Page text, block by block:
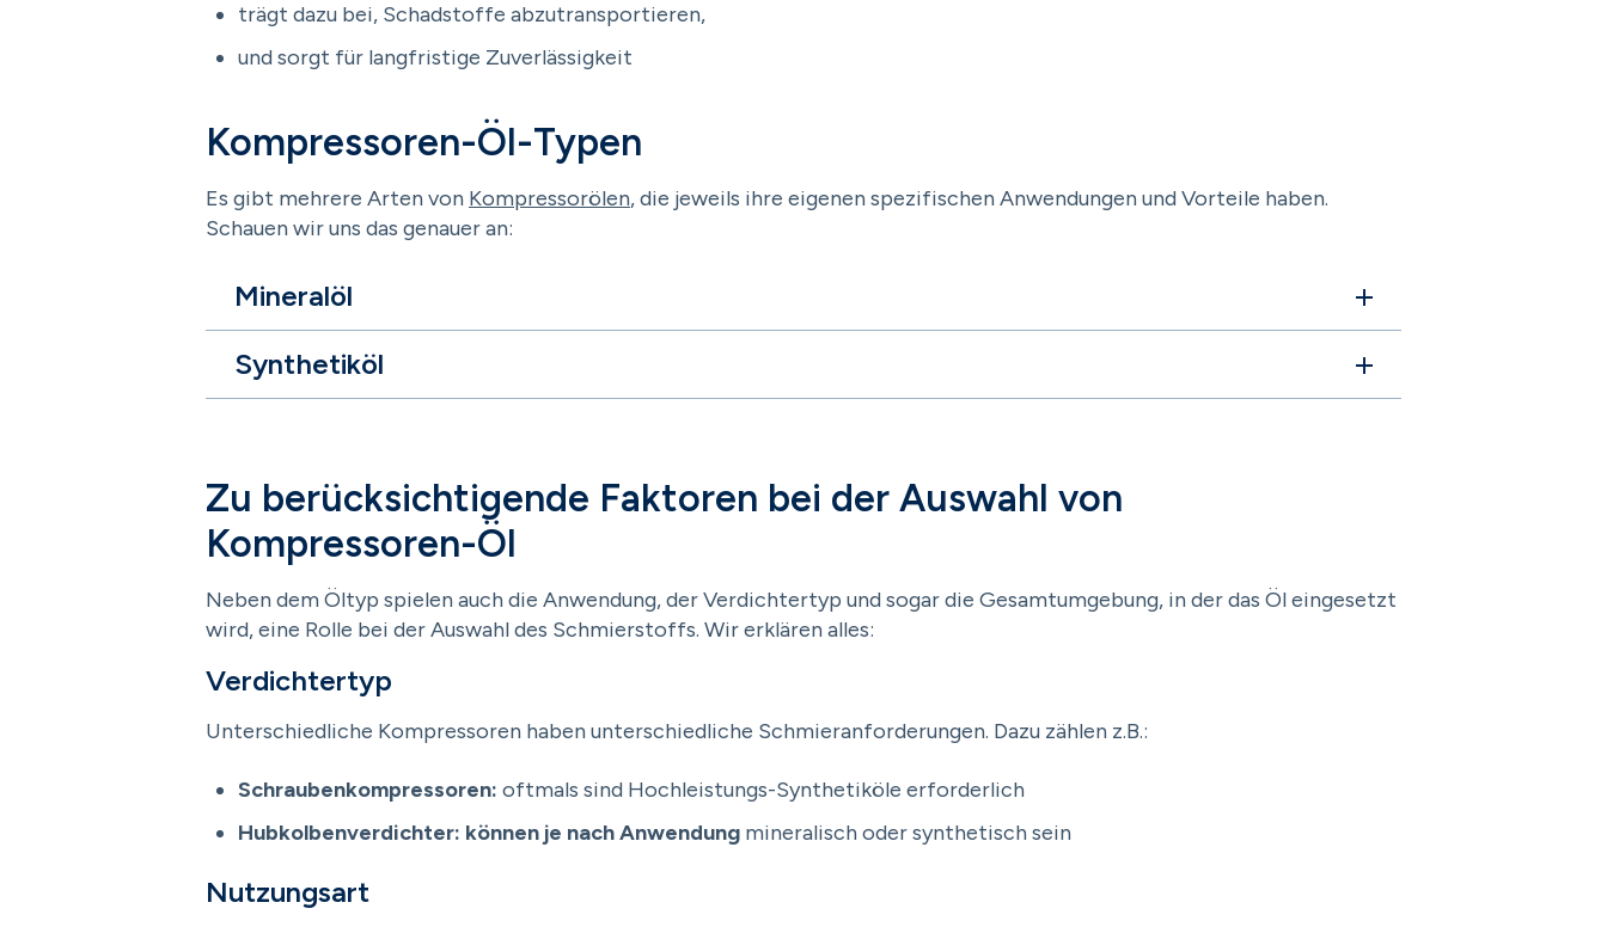
trägt dazu bei, Schadstoffe abzutransportieren,
und sorgt für langfristige Zuverlässigkeit
Kompressoren-Öl-Typen
Es gibt mehrere Arten von Kompressorölen, die jeweils ihre eigenen spezifischen Anwendungen und Vorteile haben.
Schauen wir uns das genauer an:
Mineralöl
Synthetiköl
Zu berücksichtigende Faktoren bei der Auswahl von
Kompressoren-Öl
Neben dem Öltyp spielen auch die Anwendung, der Verdichtertyp und sogar die Gesamtumgebung, in der das Öl eingesetzt
wird, eine Rolle bei der Auswahl des Schmierstoffs. Wir erklären alles:
Verdichtertyp
Unterschiedliche Kompressoren haben unterschiedliche Schmieranforderungen. Dazu zählen z.B.:
Schraubenkompressoren: oftmals sind Hochleistungs-Synthetiköle erforderlich
Hubkolbenverdichter: können je nach Anwendung mineralisch oder synthetisch sein
Nutzungsart